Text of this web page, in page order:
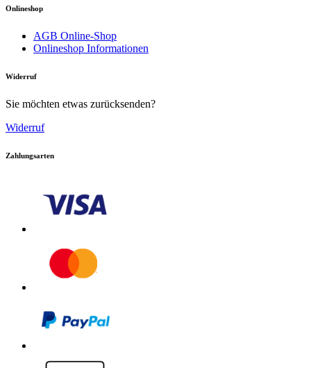
Onlineshop
AGB Online-Shop
Onlineshop Informationen
Widerruf
Sie möchten etwas zurücksenden?
Widerruf
Zahlungsarten